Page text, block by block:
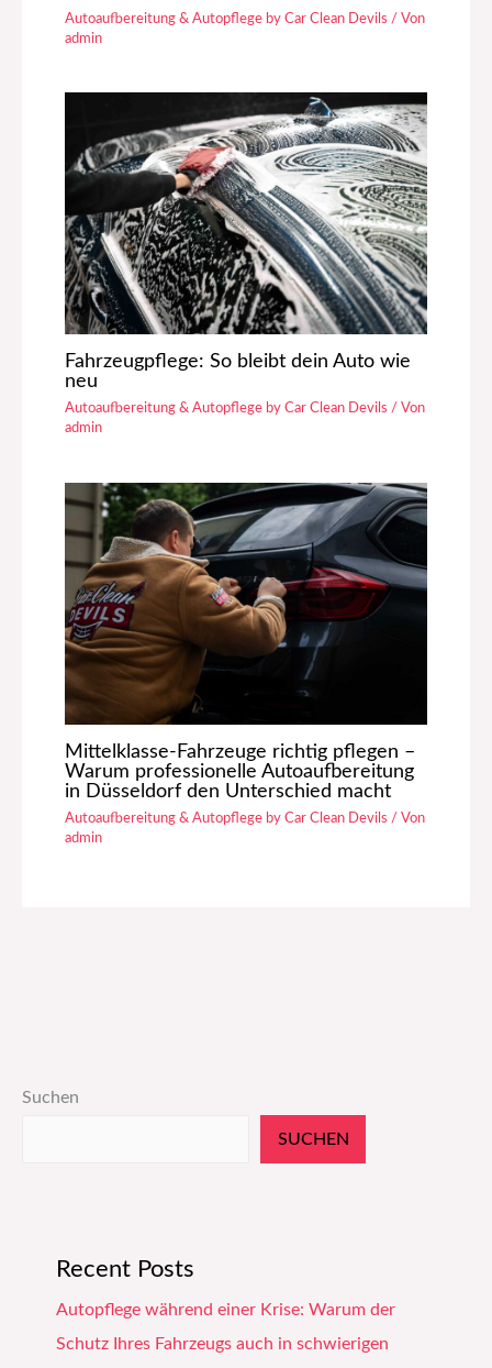
Autoaufbereitung & Autopflege by Car Clean Devils / Von
admin
Fahrzeugpflege: So bleibt dein Auto wie
neu
Autoaufbereitung & Autopflege by Car Clean Devils / Von
admin
Mittelklasse-Fahrzeuge richtig pflegen –
Warum professionelle Autoaufbereitung
in Düsseldorf den Unterschied macht
Autoaufbereitung & Autopflege by Car Clean Devils / Von
admin
Suchen
SUCHEN
Recent Posts
Autopflege während einer Krise: Warum der
Schutz Ihres Fahrzeugs auch in schwierigen